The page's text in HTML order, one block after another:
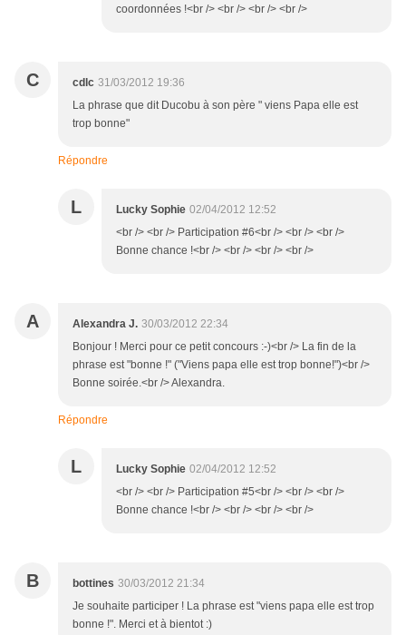
coordonnées !<br /> <br /> <br /> <br />
C cdlc 31/03/2012 19:36
La phrase que dit Ducobu à son père " viens Papa elle est
trop bonne"
Répondre
L Lucky Sophie 02/04/2012 12:52
<br /> <br /> Participation #6<br /> <br /> <br />
Bonne chance !<br /> <br /> <br /> <br />
A Alexandra J. 30/03/2012 22:34
Bonjour ! Merci pour ce petit concours :-)<br /> La fin de la
phrase est "bonne !" ("Viens papa elle est trop bonne!")<br />
Bonne soirée.<br /> Alexandra.
Répondre
L Lucky Sophie 02/04/2012 12:52
<br /> <br /> Participation #5<br /> <br /> <br />
Bonne chance !<br /> <br /> <br /> <br />
B bottines 30/03/2012 21:34
Je souhaite participer ! La phrase est "viens papa elle est trop
bonne !". Merci et à bientot :)